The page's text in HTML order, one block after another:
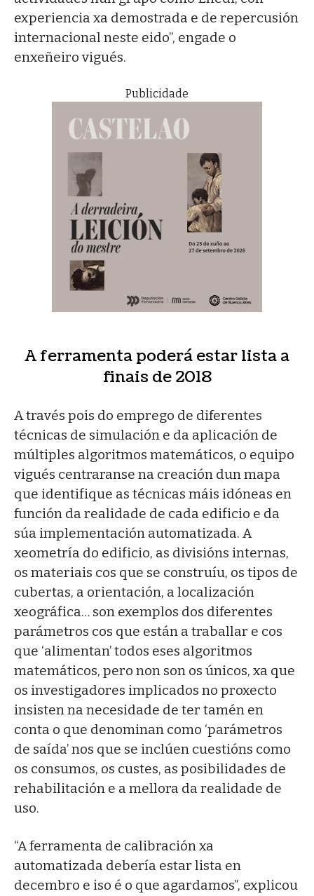
experiencia xa demostrada e de repercusión
internacional neste eido”, engade o
enxeñeiro vigués.
Publicidade
A ferramenta poderá estar lista a
finais de 2018
A través pois do emprego de diferentes
técnicas de simulación e da aplicación de
múltiples algoritmos matemáticos, o equipo
vigués centraranse na creación dun mapa
que identifique as técnicas máis idóneas en
función da realidade de cada edificio e da
súa implementación automatizada. A
xeometría do edificio, as divisións internas,
os materiais cos que se construíu, os tipos de
cubertas, a orientación, a localización
xeográfica… son exemplos dos diferentes
parámetros cos que están a traballar e cos
que ‘alimentan’ todos eses algoritmos
matemáticos, pero non son os únicos, xa que
os investigadores implicados no proxecto
insisten na necesidade de ter tamén en
conta o que denominan como ‘parámetros
de saída’ nos que se inclúen cuestións como
os consumos, os custes, as posibilidades de
rehabilitación e a mellora da realidade de
uso.
“A ferramenta de calibración xa
automatizada debería estar lista en
decembro e iso é o que agardamos”, explicou